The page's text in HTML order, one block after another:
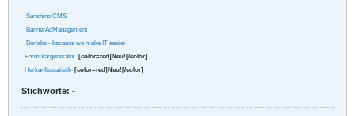
Sunshine CMS
BannerAdManagement
Borlabs - because we make IT easier
Formulargenerator [color=red]Neu![/color]
Herkunftsstatistik [color=red]Neu![/color]
Stichworte: -